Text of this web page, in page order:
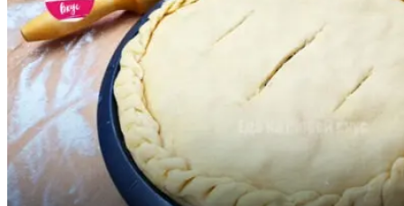
любой
вкус